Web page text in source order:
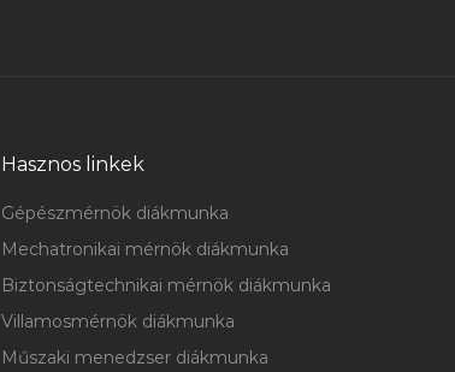
Hasznos linkek
Gépészmérnök diákmunka
Mechatronikai mérnök diákmunka
Biztonságtechnikai mérnök diákmunka
Villamosmérnök diákmunka
Műszaki menedzser diákmunka